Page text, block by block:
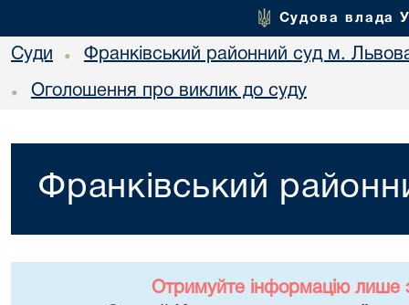
Судова влада
Суди • Франківський районний суд м.
• Оголошення про виклик до суду
Франківський
Отримуйте інформацію лише